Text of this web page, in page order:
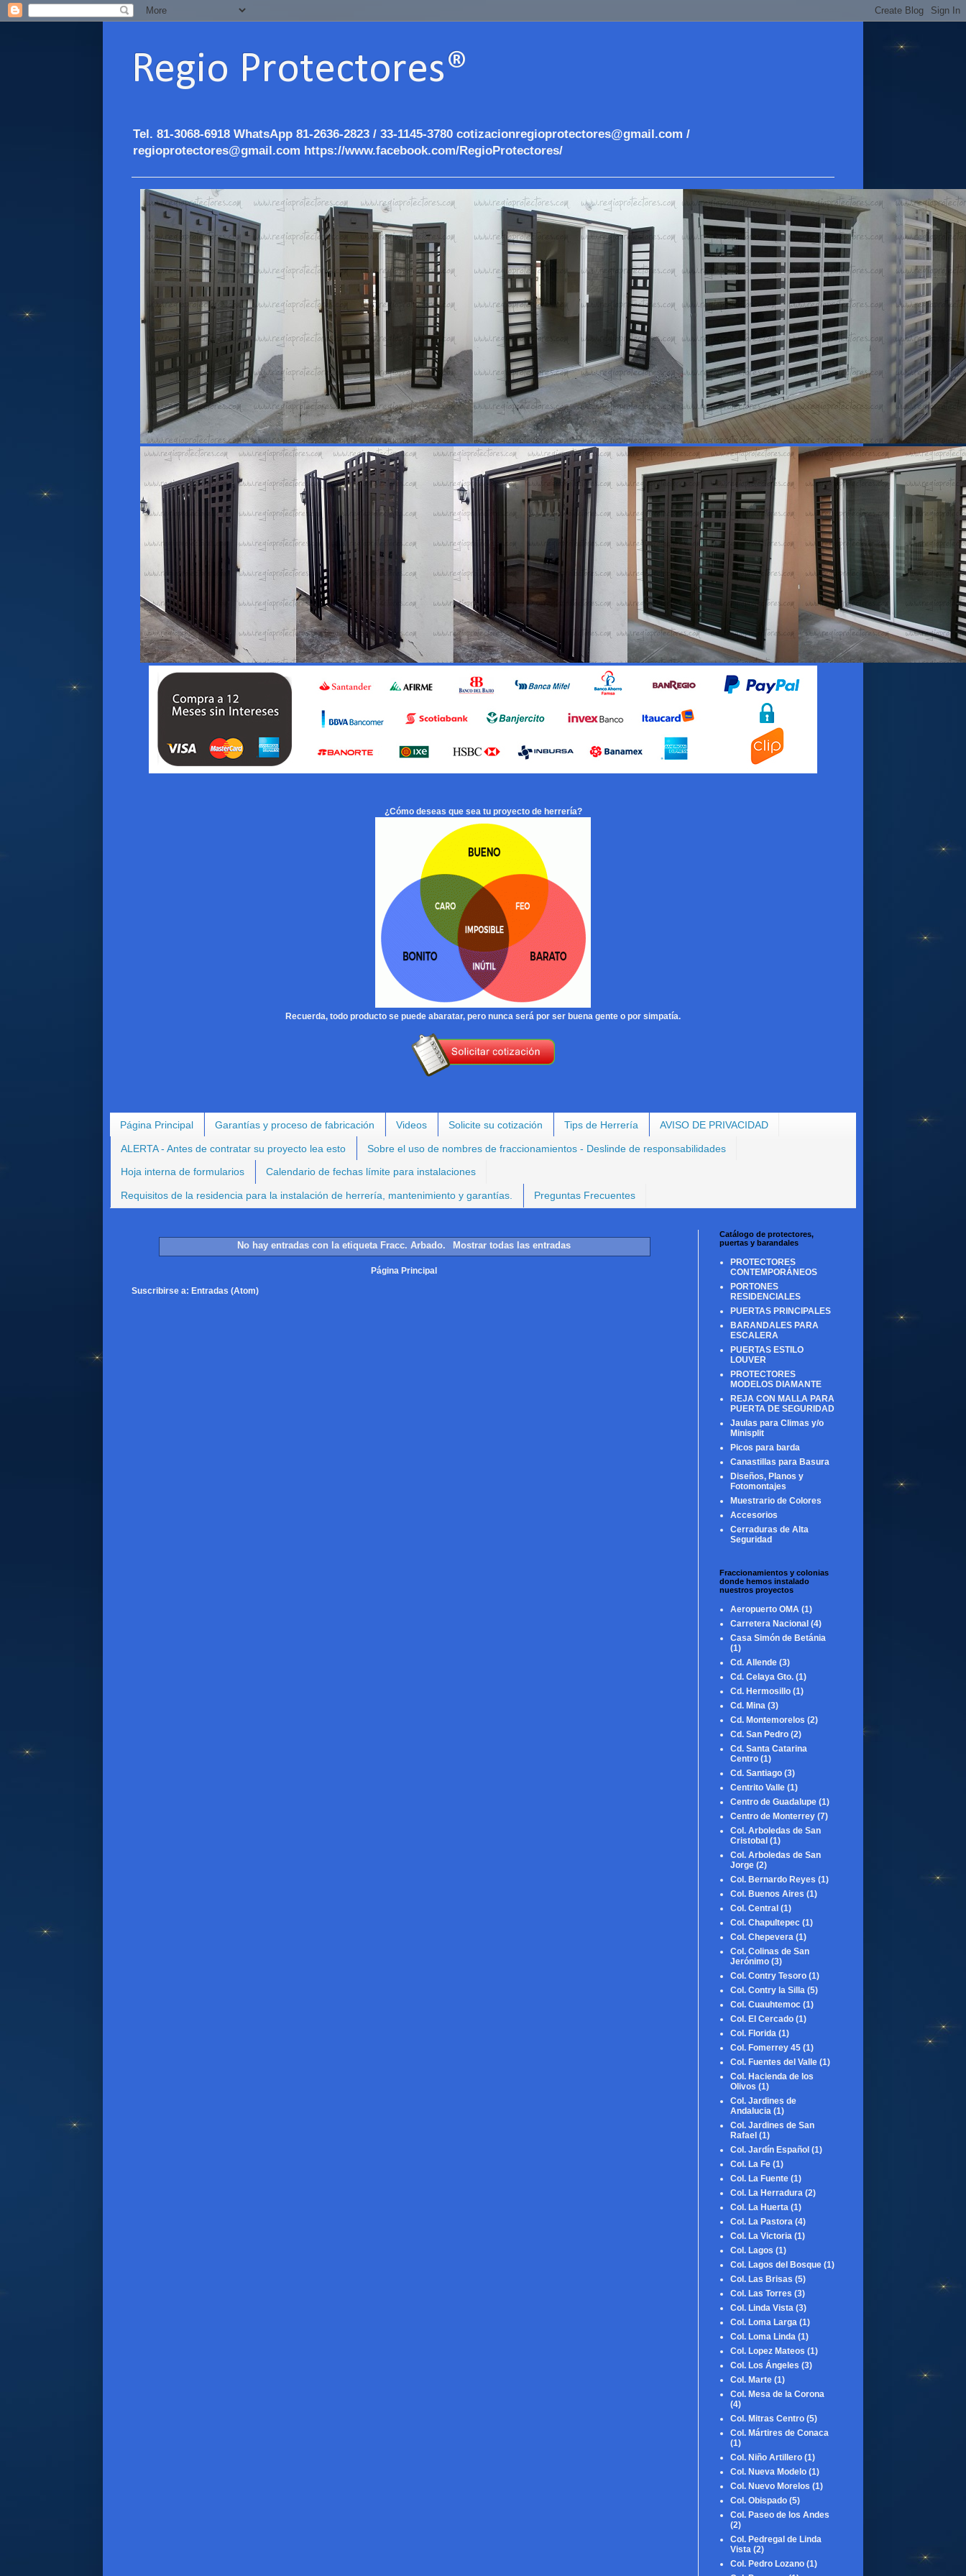
Regio Protectores®
Tel. 81-3068-6918 WhatsApp 81-2636-2823 / 33-1145-3780 cotizacionregioprotectores@gmail.com /
regioprotectores@gmail.com https://www.facebook.com/RegioProtectores/
¿Cómo deseas que sea tu proyecto de herrería?
Recuerda, todo producto se puede abaratar, pero nunca será por ser buena gente o por simpatía.
Página Principal Garantías y proceso de fabricación Videos Solicite su cotización Tips de Herrería AVISO DE PRIVACIDAD
ALERTA - Antes de contratar su proyecto lea esto Sobre el uso de nombres de fraccionamientos - Deslinde de responsabilidades
Hoja interna de formularios Calendario de fechas límite para instalaciones
Requisitos de la residencia para la instalación de herrería, mantenimiento y garantías. Preguntas Frecuentes
No hay entradas con la etiqueta Fracc. Arbado. Mostrar todas las entradas
Página Principal
Suscribirse a: Entradas (Atom)
Catálogo de protectores,
puertas y barandales
PROTECTORES
CONTEMPORÁNEOS
PORTONES
RESIDENCIALES
PUERTAS PRINCIPALES
BARANDALES PARA
ESCALERA
PUERTAS ESTILO
LOUVER
PROTECTORES
MODELOS DIAMANTE
REJA CON MALLA PARA
PUERTA DE SEGURIDAD
Jaulas para Climas y/o
Minisplit
Picos para barda
Canastillas para Basura
Diseños, Planos y
Fotomontajes
Muestrario de Colores
Accesorios
Cerraduras de Alta
Seguridad
Fraccionamientos y colonias
donde hemos instalado
nuestros proyectos
Aeropuerto OMA (1)
Carretera Nacional (4)
Casa Simón de Betánia
(1)
Cd. Allende (3)
Cd. Celaya Gto. (1)
Cd. Hermosillo (1)
Cd. Mina (3)
Cd. Montemorelos (2)
Cd. San Pedro (2)
Cd. Santa Catarina
Centro (1)
Cd. Santiago (3)
Centrito Valle (1)
Centro de Guadalupe (1)
Centro de Monterrey (7)
Col. Arboledas de San
Cristobal (1)
Col. Arboledas de San
Jorge (2)
Col. Bernardo Reyes (1)
Col. Buenos Aires (1)
Col. Central (1)
Col. Chapultepec (1)
Col. Chepevera (1)
Col. Colinas de San
Jerónimo (3)
Col. Contry Tesoro (1)
Col. Contry la Silla (5)
Col. Cuauhtemoc (1)
Col. El Cercado (1)
Col. Florida (1)
Col. Fomerrey 45 (1)
Col. Fuentes del Valle (1)
Col. Hacienda de los
Olivos (1)
Col. Jardines de
Andalucia (1)
Col. Jardines de San
Rafael (1)
Col. Jardín Español (1)
Col. La Fe (1)
Col. La Fuente (1)
Col. La Herradura (2)
Col. La Huerta (1)
Col. La Pastora (4)
Col. La Victoria (1)
Col. Lagos (1)
Col. Lagos del Bosque (1)
Col. Las Brisas (5)
Col. Las Torres (3)
Col. Linda Vista (3)
Col. Loma Larga (1)
Col. Loma Linda (1)
Col. Lopez Mateos (1)
Col. Los Ángeles (3)
Col. Marte (1)
Col. Mesa de la Corona
(4)
Col. Mitras Centro (5)
Col. Mártires de Conaca
(1)
Col. Niño Artillero (1)
Col. Nueva Modelo (1)
Col. Nuevo Morelos (1)
Col. Obispado (5)
Col. Paseo de los Andes
(2)
Col. Pedregal de Linda
Vista (2)
Col. Pedro Lozano (1)